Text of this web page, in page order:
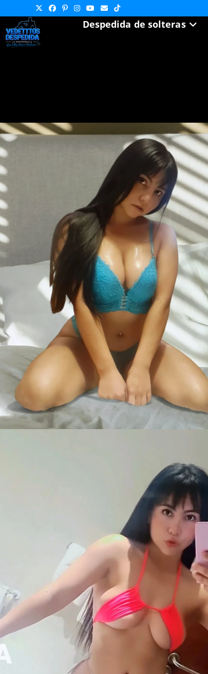
al
contenido
Despedida de solteras